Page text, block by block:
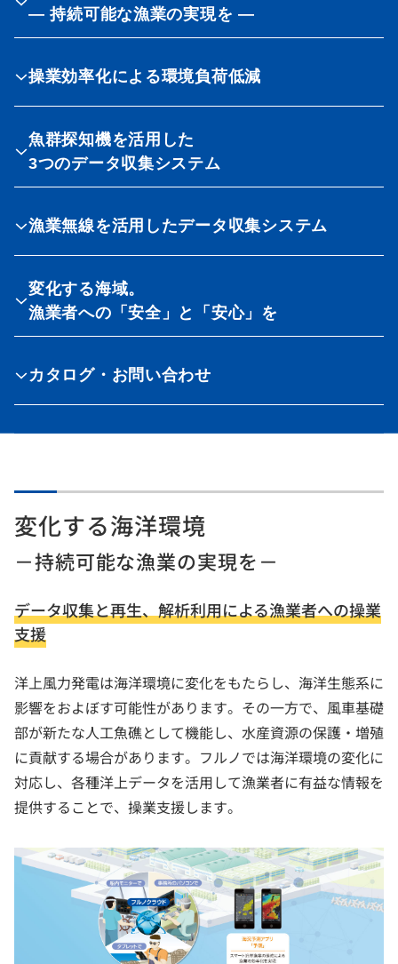
― 持続可能な漁業の実現を ―
操業効率化による環境負荷低減
魚群探知機を活用した
3つのデータ収集システム
漁業無線を活用したデータ収集システム
変化する海域。
漁業者への「安全」と「安心」を
カタログ・お問い合わせ
変化する海洋環境
－持続可能な漁業の実現を－
データ収集と再生、解析利用による漁業者への操業
支援
洋上風力発電は海洋環境に変化をもたらし、海洋生態系に
影響をおよぼす可能性があります。その一方で、風車基礎
部が新たな人工魚礁として機能し、水産資源の保護・増殖
に貢献する場合があります。フルノでは海洋環境の変化に
対応し、各種洋上データを活用して漁業者に有益な情報を
提供することで、操業支援します。